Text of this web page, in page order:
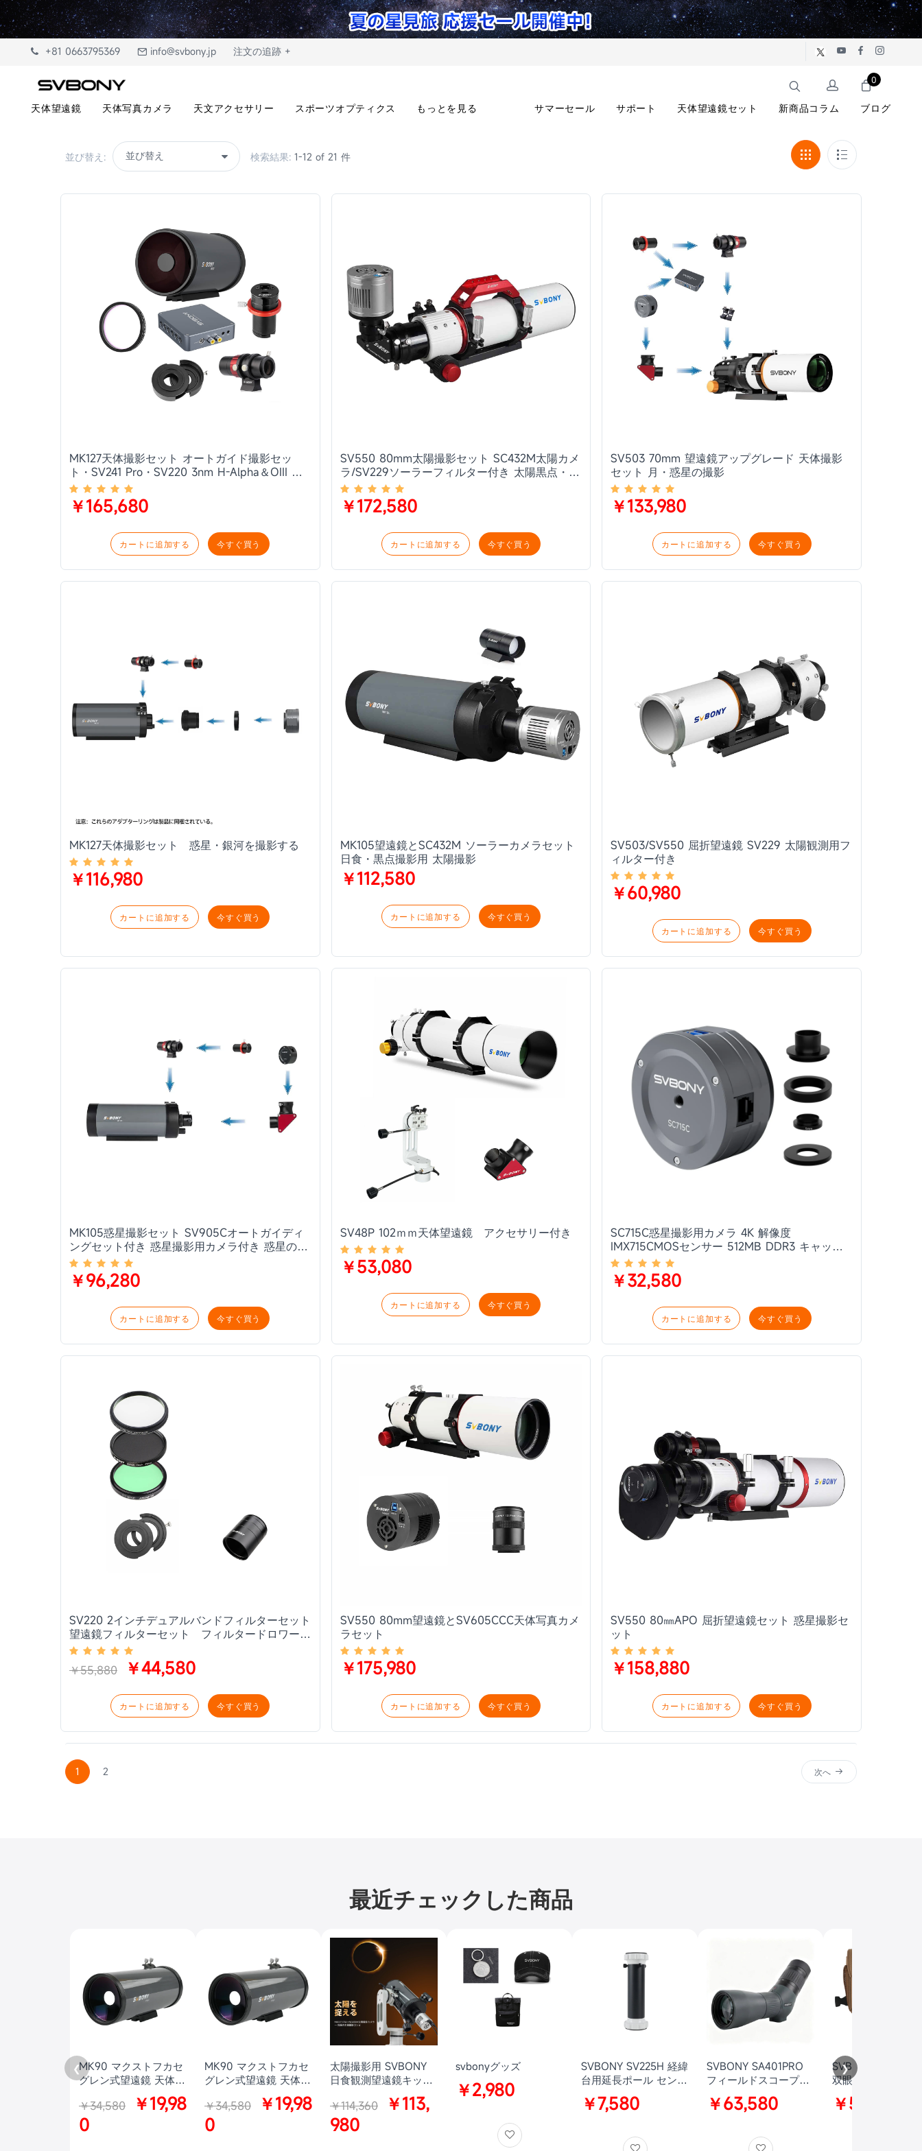
+81 0663795369 info@svbony.jp 注文の追跡 +
天体望遠鏡 天体写真カメラ 天文アクセサリー スポーツオプティクス もっとを見る サマーセール サポート 天体望遠鏡セット 新商品コラム ブログ
0
並び替え: 検索結果: 1-12 of 21 件
MK127天体撮影セット オートガイド撮影セッ
ト・SV241 Pro・SV220 3nm H-Alpha＆OIII フ
ィルター付き
￥165,680
カートに追加する 今すぐ買う
SV550 80mm太陽撮影セット SC432M太陽カメ
ラ/SV229ソーラーフィルター付き 太陽黒点・彩
層・太陽フレアの撮影
￥172,580
カートに追加する 今すぐ買う
SV503 70mm 望遠鏡アップグレード 天体撮影
セット 月・惑星の撮影
￥133,980
カートに追加する 今すぐ買う
MK127天体撮影セット 惑星・銀河を撮影する
￥116,980
カートに追加する 今すぐ買う
MK105望遠鏡とSC432M ソーラーカメラセット
日食・黒点撮影用 太陽撮影
￥112,580
カートに追加する 今すぐ買う
SV503/SV550 屈折望遠鏡 SV229 太陽観測用フ
ィルター付き
￥60,980
カートに追加する 今すぐ買う
MK105惑星撮影セット SV905Cオートガイディ
ングセット付き 惑星撮影用カメラ付き 惑星の撮
影 土星の環 木星の縞模様 火星 プレセペ星団
￥96,280
カートに追加する 今すぐ買う
SV48P 102ｍｍ天体望遠鏡 アクセサリー付き
￥53,080
カートに追加する 今すぐ買う
SC715C惑星撮影用カメラ 4K 解像度
IMX715CMOSセンサー 512MB DDR3 キャッシ
ュ ST4 オートガイダー インターフェース 惑星
の撮影 小さな深宇宙天体の撮影 顕微鏡写真
￥32,580
カートに追加する 今すぐ買う
SV220 2インチデュアルバンドフィルターセット
望遠鏡フィルターセット フィルタードロワーや
フィルターホイール付き
￥55,880
￥44,580
カートに追加する 今すぐ買う
SV550 80mm望遠鏡とSV605CCC天体写真カメ
ラセット
￥175,980
カートに追加する 今すぐ買う
SV550 80㎜APO 屈折望遠鏡セット 惑星撮影セ
ット
￥158,880
カートに追加する 今すぐ買う
1 2 次へ
最近チェックした商品
❮MK90 マクストフカセ
グレン式望遠鏡 天体望
遠鏡 月、惑星観測 初
心者SVBONY会員制度
リニューアル記念！
MK90特別価格キャン
￥34,580
￥19,98
0
MK90 マクストフカセ
グレン式望遠鏡 天体望
遠鏡 月、惑星観測 初
心者SVBONY会員制度
リニューアル記念！
MK90特別価格キャン
￥34,580
￥19,98
0
太陽撮影用 SVBONY
日食観測望遠鏡キット
￥114,360
￥113,
980
svbonyグッズ
￥2,980
SVBONY SV225H 経緯
台用延長ポール センタ
ーポール 高さ240mm
延長チューブ デュアル
用性 SV225 経緯台と
SV225T 三脚に対応 ア
￥7,580
SVBONY SA401PRO
フィールドスコープ
15–35×56 ED镜头
APO FMC全多层镀膜
然观察 星空观测 天体
￥63,580
SVBONY SA207
双眼鏡 8x42 APO
レンズ 9.1°広角視
ラットフィールド
￥56,780
❯